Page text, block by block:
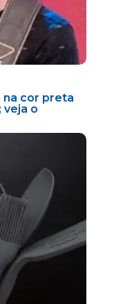
na cor preta
veja o